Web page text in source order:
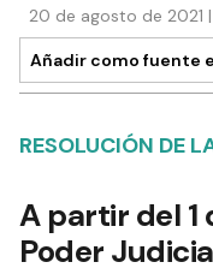
20 de agosto de 2021
Añadir como fuente
RESOLUCIÓN DE
A partir del 1
Poder